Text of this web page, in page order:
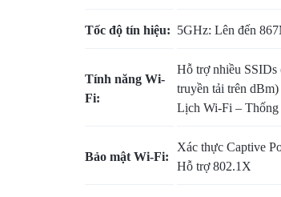
VÀ
RÀ
SOÁT
NÂNG
Tốc độ tín hiệu: 5GHz: Lên đến
Tính năng Wi-
Fi:
Hỗ trợ nhiều SSIDs
truyền tải trên
Lịch Wi-Fi – Thống
Bảo mật Wi-Fi:
Xác thực Captive
Hỗ trợ 802.1X